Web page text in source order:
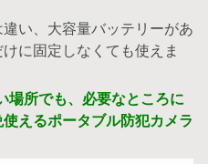
い、大容量バッテリーがあ
に固定しなくても使えま
場所でも、必要なところに
えるポータブル防犯カメラ